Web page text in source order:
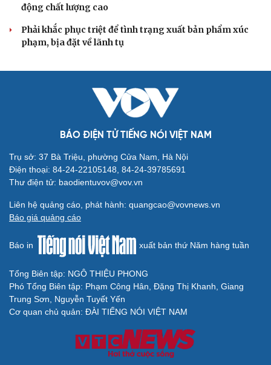
XÂY DỰNG, CHỈNH ĐỐN ĐẢNG
kém hiệu quả, không đúng tôn chỉ
Quy định số 207: Siết trách nhiệm đảng viên khi sử dụng
Thành Lập Ban Chỉ đạo TW về tổng kết thực tiễn,
nghiên cứu sửa Điều lệ Đảng
Công tác dư luận xã hội góp phần củng cố "thế trận lòng
dân"
hình phát triển Việt Nam
QUỐC HỘI
Xây dựng chỉ tiêu “như KPIs” để Quốc hội giám
sát kết quả phòng, chống tội phạm
Tăng vốn, bổ sung đoạn Yên Viên - Gia Lâm vào tuyến
Đề xuất đầu tư công đường Vành đai 5 Hà Nội, tổng mức